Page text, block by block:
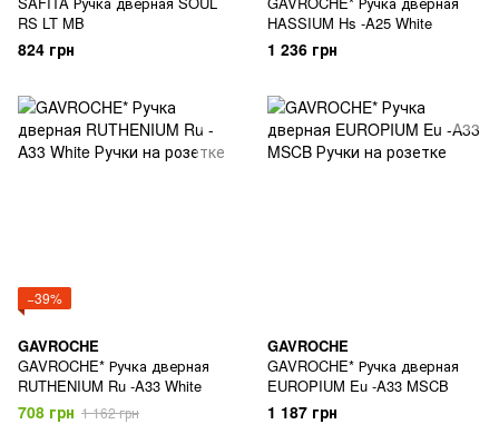
RS LT MB
824 грн
HASSIUM Hs -A25 White
1 236 грн
−39%
GAVROCHE
GAVROCHE* Ручка дверная
RUTHENIUM Ru -A33 White
708 грн 1 162 грн
GAVROCHE
GAVROCHE* Ручка дверная
EUROPIUM Eu -A33 MSCB
1 187 грн